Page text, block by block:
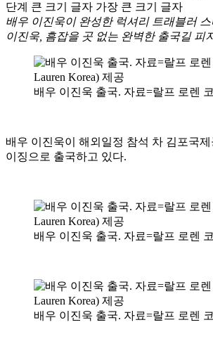
단계 큰 크기 글자 가장 큰 크기 글자
배우 이진욱이 완성한 럭셔리 트래블러
이진욱, 흠잡을 곳 없는 완벽한 출국길 피
배우 이진욱 출국. 자료=랄프 로렌
배우 이진욱이 해외일정 참석 차 김포국제
이징으로 출국하고 있다.
배우 이진욱 출국. 자료=랄프 로렌
배우 이진욱 출국. 자료=랄프 로렌